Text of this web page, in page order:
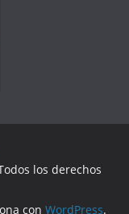
los derechos
con WordPress.